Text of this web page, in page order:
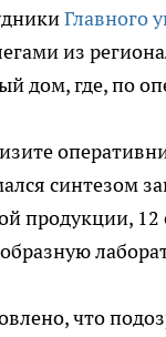
Главного
из
дом, где, по
синтезом
продукции,
что